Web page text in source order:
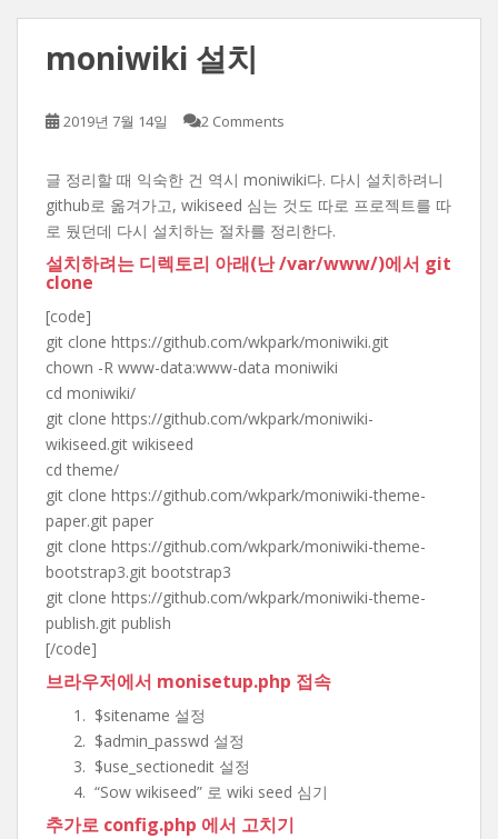
moniwiki 설치
2019년 7월 14일 2 Comments
글 정리할 때 익숙한 건 역시 moniwiki다. 다시 설치하려니
github로 옮겨가고, wikiseed 심는 것도 따로 프로젝트를 따
로 뒀던데 다시 설치하는 절차를 정리한다.
설치하려는 디렉토리 아래(난 /var/www/)에서 git
clone
[code]
git clone https://github.com/wkpark/moniwiki.git
chown -R www-data:www-data moniwiki
cd moniwiki/
git clone https://github.com/wkpark/moniwiki-
wikiseed.git wikiseed
cd theme/
git clone https://github.com/wkpark/moniwiki-theme-
paper.git paper
git clone https://github.com/wkpark/moniwiki-theme-
bootstrap3.git bootstrap3
git clone https://github.com/wkpark/moniwiki-theme-
publish.git publish
[/code]
브라우저에서 monisetup.php 접속
$sitename 설정
$admin_passwd 설정
$use_sectionedit 설정
“Sow wikiseed” 로 wiki seed 심기
추가로 config.php 에서 고치기